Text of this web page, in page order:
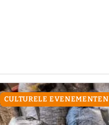
CULTURELE EVENEMENTEN